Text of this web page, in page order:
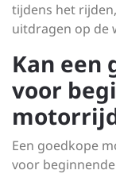
tijdens het
uitdragen op de
Kan een
voor
Een goedkope
voor